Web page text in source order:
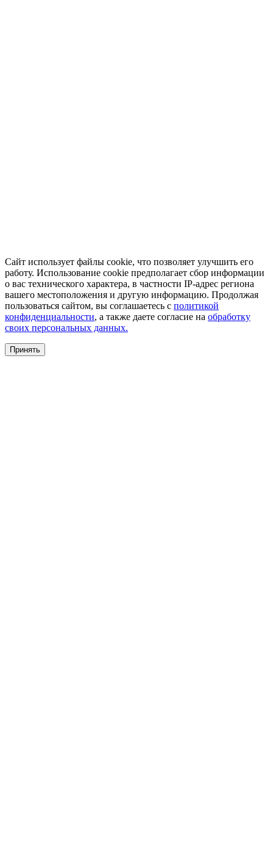
Сайт использует файлы cookie, что позволяет улучшить его
работу. Использование cookie предполагает сбор информации
о вас технического характера, в частности IP-адрес региона
вашего местоположения и другую информацию. Продолжая
пользоваться сайтом, вы соглашаетесь с политикой
конфиденциальности, а также даете согласие на обработку
своих персональных данных.
Принять